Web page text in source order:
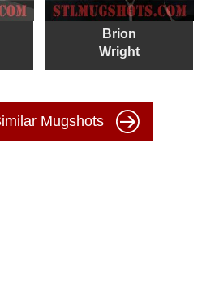
Brion
Wright
Mugshots